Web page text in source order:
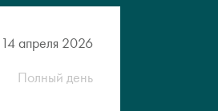
14 апреля 2026
Полный день